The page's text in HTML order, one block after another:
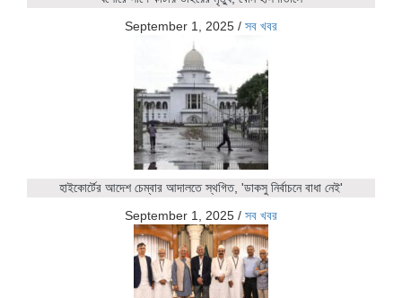
September 1, 2025 / সব খবর
হাইকোর্টের আদেশ চেম্বার আদালতে স্থগিত, 'ডাকসু নির্বাচনে বাধা নেই'
September 1, 2025 / সব খবর